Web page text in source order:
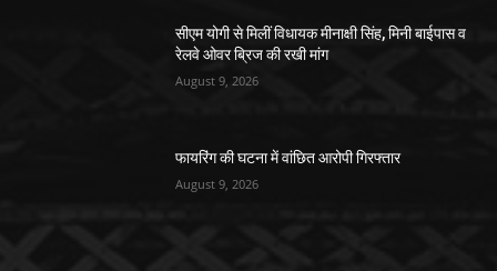
सीएम योगी से मिलीं विधायक मीनाक्षी सिंह, मिनी बाईपास व
रेलवे ओवर ब्रिज की रखी मांग
August 9, 2026
फायरिंग की घटना में वांछित आरोपी गिरफ्तार
August 9, 2026